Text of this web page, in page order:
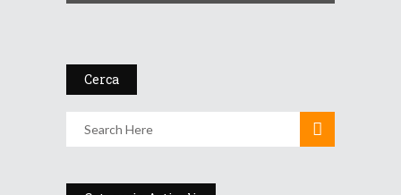
Cerca